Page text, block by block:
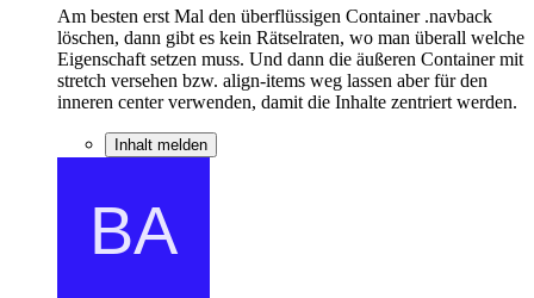
Am besten erst Mal den überflüssigen Container .navback
löschen, dann gibt es kein Rätselraten, wo man überall welche
Eigenschaft setzen muss. Und dann die äußeren Container mit
stretch versehen bzw. align-items weg lassen aber für den
inneren center verwenden, damit die Inhalte zentriert werden.
Inhalt melden